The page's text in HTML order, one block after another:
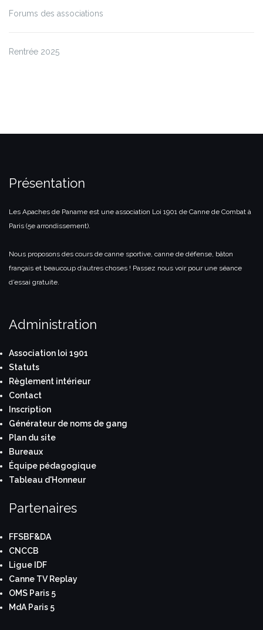
Forums des associations
Rentrée 2025
Présentation
Les Apaches de Paname est une association Loi 1901 de Canne de Combat à
Paris (5e arrondissement).
Nous proposons des cours de canne sportive, canne de défense, bâton
français et beaucoup d’autres choses ! Passez nous voir pour une séance
d’essai gratuite.
Administration
Association loi 1901
Statuts
Règlement intérieur
Contact
Inscription
Générateur de noms de gang
Plan du site
Bureaux
Équipe pédagogique
Tableau d'Honneur
Partenaires
FFSBF&DA
CNCCB
Ligue IDF
Canne TV Replay
OMS Paris 5
MdA Paris 5